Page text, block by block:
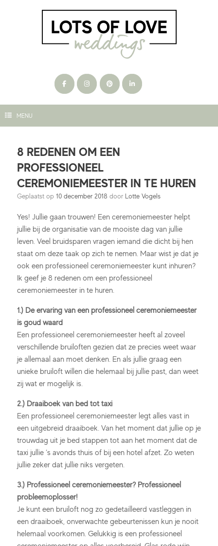
MENU
8 REDENEN OM EEN
PROFESSIONEEL
CEREMONIEMEESTER IN TE HUREN
Geplaatst op 10 december 2018 door Lotte Vogels
Yes! Jullie gaan trouwen! Een ceremoniemeester helpt
jullie bij de organisatie van de mooiste dag van jullie
leven. Veel bruidsparen vragen iemand die dicht bij hen
staat om deze taak op zich te nemen. Maar wist je dat je
ook een professioneel ceremoniemeester kunt inhuren?
Ik geef je 8 redenen om een professioneel
ceremoniemeester in te huren.
1.) De ervaring van een professioneel ceremoniemeester
is goud waard
Een professioneel ceremoniemeester heeft al zoveel
verschillende bruiloften gezien dat ze precies weet waar
je allemaal aan moet denken. En als jullie graag een
unieke bruiloft willen die helemaal bij jullie past, dan weet
zij wat er mogelijk is.
2.) Draaiboek van bed tot taxi
Een professioneel ceremoniemeester legt alles vast in
een uitgebreid draaiboek. Van het moment dat jullie op je
trouwdag uit je bed stappen tot aan het moment dat de
taxi jullie ’s avonds thuis of bij een hotel afzet. Zo weten
jullie zeker dat jullie niks vergeten.
3.) Professioneel ceremoniemeester? Professioneel
probleemoplosser!
Je kunt een bruiloft nog zo gedetailleerd vastleggen in
een draaiboek, onverwachte gebeurtenissen kun je nooit
helemaal voorkomen. Gelukkig is een professioneel